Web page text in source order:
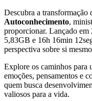
Descubra a transformação
Autoconhecimento,
proporcionar. Lançado em
5,83GB e 16h 16min
perspectiva sobre si
Explore os caminhos para
emoções, pensamentos e
quem busca
valiosos para a vida.